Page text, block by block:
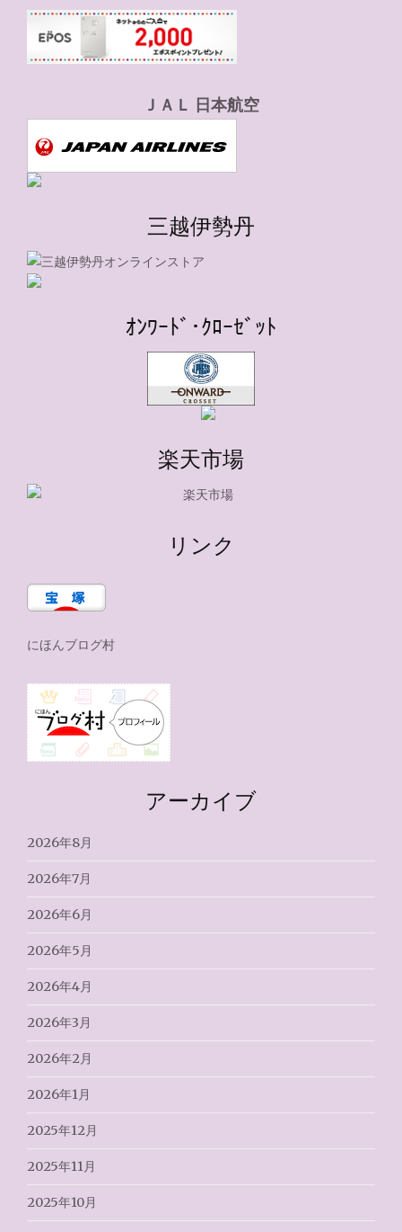
ＪＡＬ 日本航空
三越伊勢丹
ｵﾝﾜｰﾄﾞ･ｸﾛｰｾﾞｯﾄ
楽天市場
リンク
にほんブログ村
アーカイブ
2026年8月
2026年7月
2026年6月
2026年5月
2026年4月
2026年3月
2026年2月
2026年1月
2025年12月
2025年11月
2025年10月